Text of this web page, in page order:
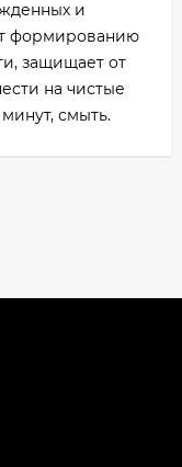
и
формированию
защищает от
на чистые
смыть.